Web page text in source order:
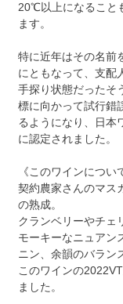
20℃以上になること
ます。
特に近年はその名前
にともなって、支配
手探り状態だったそ
標に向かって試行錯
るようになり、日本
に認定されました。
《このワインについ
契約農家さんのマス
の熟成。
クランベリーやチェ
モーキーなニュアン
ニン、余韻のバラン
このワインの
ました。